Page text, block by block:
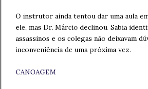
O instrutor ainda tentou dar uma aula
ele, mas Dr. Márcio declinou. Sabia
assassinos e os colegas não deixavam
inconveniência de uma próxima vez.
CANOAGEM